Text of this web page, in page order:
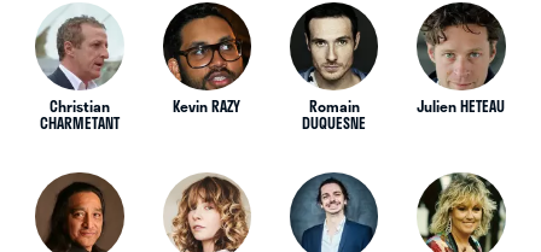
Christian
CHARMETANT
Kevin RAZY Romain
DUQUESNE
Julien HETEAU